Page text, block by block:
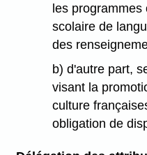
les programmes
scolaire de
des
b) d'autre part,
visant la
culture
obligation de